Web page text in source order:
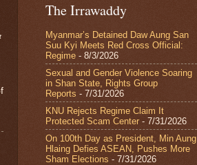
The Irrawaddy
Myanmar’s Detained Daw Aung San
Suu Kyi Meets Red Cross Official:
Regime - 8/3/2026
Sexual and Gender Violence Soaring
in Shan State, Rights Group
Reports - 7/31/2026
KNU Rejects Regime Claim It
Protected Scam Center - 7/31/2026
On 100th Day as President, Min Aung
Hlaing Defies ASEAN, Pushes More
Sham Elections - 7/31/2026